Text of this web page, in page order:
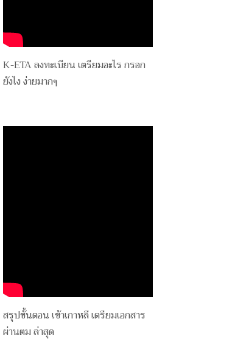
K-ETA ลงทะเบียน เตรียมอะไร กรอก
ยังไง ง่ายมากๆ
สรุปขั้นตอน เข้าเกาหลี เตรียมเอกสาร
ผ่านตม ล่าสุด